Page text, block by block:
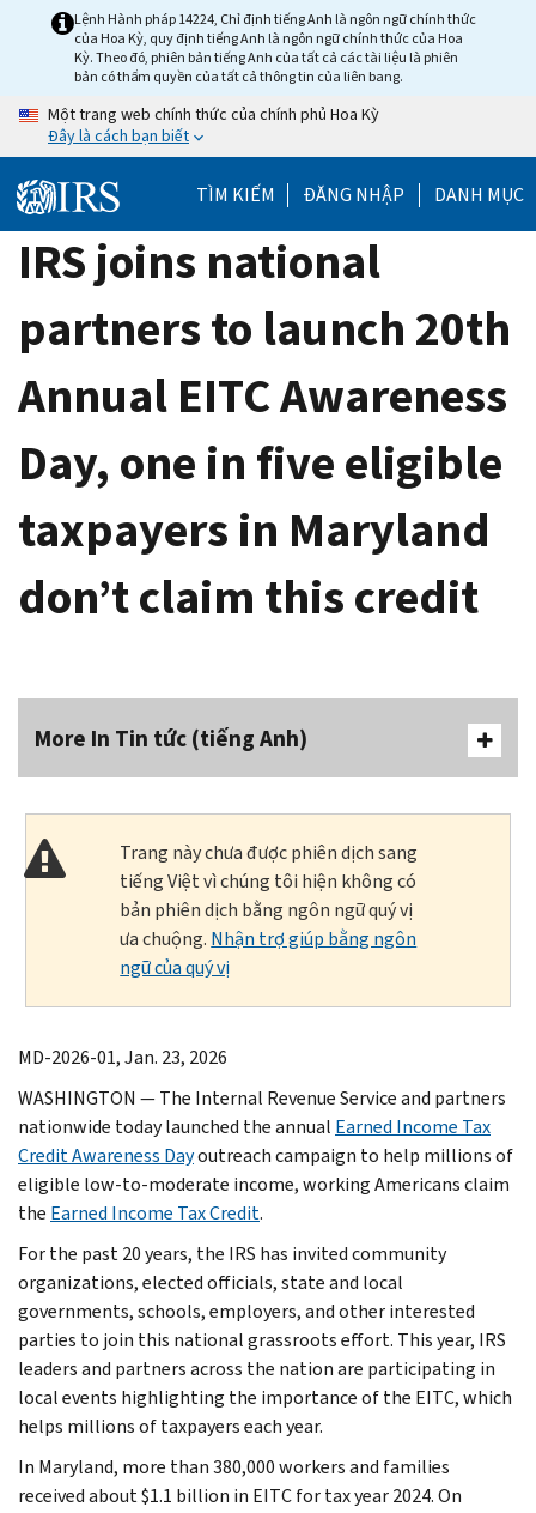
Lệnh Hành pháp 14224, Chỉ định tiếng Anh là ngôn ngữ chính thức
của Hoa Kỳ, quy định tiếng Anh là ngôn ngữ chính thức của Hoa
Kỳ. Theo đó, phiên bản tiếng Anh của tất cả các tài liệu là phiên
bản có thẩm quyền của tất cả thông tin của liên bang.
Một trang web chính thức của chính phủ Hoa Kỳ
Đây là cách bạn biết
TÌM KIẾM ĐĂNG NHẬP DANH MỤC
IRS joins national
partners to launch 20th
Annual EITC Awareness
Day, one in five eligible
taxpayers in Maryland
don’t claim this credit
More In Tin tức (tiếng Anh)
Trang này chưa được phiên dịch sang
tiếng Việt vì chúng tôi hiện không có
bản phiên dịch bằng ngôn ngữ quý vị
ưa chuộng. Nhận trợ giúp bằng ngôn
ngữ của quý vị
MD-2026-01, Jan. 23, 2026
WASHINGTON — The Internal Revenue Service and partners
nationwide today launched the annual Earned Income Tax
Credit Awareness Dayoutreach campaign to help millions of
eligible low-to-moderate income, working Americans claim
the Earned Income Tax Credit.
For the past 20 years, the IRS has invited community
organizations, elected officials, state and local
governments, schools, employers, and other interested
parties to join this national grassroots effort. This year, IRS
leaders and partners across the nation are participating in
local events highlighting the importance of the EITC, which
helps millions of taxpayers each year.
In Maryland, more than 380,000 workers and families
received about $1.1 billion in EITC for tax year 2024. On